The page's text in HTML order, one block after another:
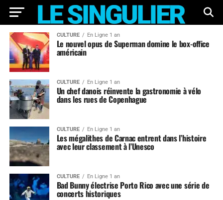
CULTURE En Ligne 1 an
Le nouvel opus de Superman domine le box-office
américain
CULTURE En Ligne 1 an
Un chef danois réinvente la gastronomie à vélo
dans les rues de Copenhague
CULTURE En Ligne 1 an
Les mégalithes de Carnac entrent dans l’histoire
avec leur classement à l’Unesco
CULTURE En Ligne 1 an
Bad Bunny électrise Porto Rico avec une série de
concerts historiques